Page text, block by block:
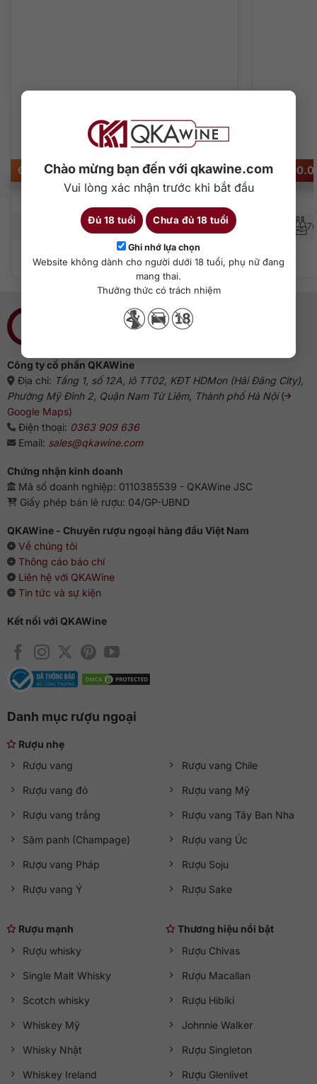
Chào mừng bạn đến với qkawine.com
Vui lòng xác nhận trước khi bắt đầu
Đủ 18 tuổi Chưa đủ 18 tuổi
Ghi nhớ lựa chọn
Website không dành cho người dưới 18 tuổi, phụ nữ đang
mang thai.
Thưởng thức có trách nhiệm
Glenfarclas 25
6.190.000₫
700 ml 43%
Thêm vào giỏ hàng
Công ty cổ phần QKAWine
Địa chỉ: Tầng 1, số 12A, lô TT02, KĐT HDMon (Hải Đăng City),
Phường Mỹ Đình 2, Quận Nam Từ Liêm, Thành phố Hà Nội(
Google Maps)
Điện thoại: 0363 909 636
Email: sales@qkawine.com
Chứng nhận kinh doanh
Mã số doanh nghiệp: 0110385539 - QKAWine JSC
Giấy phép bán lẻ rượu: 04/GP-UBND
QKAWine - Chuyên rượu ngoại hàng đầu Việt Nam
Về chúng tôi
Thông cáo báo chí
Liên hệ với QKAWine
Tin tức và sự kiện
Kết nối với QKAWine
Danh mục rượu ngoại
Rượu nhẹ
Rượu vang
Rượu vang đỏ
Rượu vang trắng
Sâm panh (Champage)
Rượu vang Pháp
Rượu vang Ý
Rượu vang Chile
Rượu vang Mỹ
Rượu vang Tây Ban Nha
Rượu vang Úc
Rượu Soju
Rượu Sake
Rượu mạnh
Rượu whisky
Single Malt Whisky
Scotch whisky
Whiskey Mỹ
Whisky Nhật
Whiskey Ireland
Thương hiệu nổi bật
Rượu Chivas
Rượu Macallan
Rượu Hibiki
Johnnie Walker
Rượu Singleton
Rượu Glenlivet